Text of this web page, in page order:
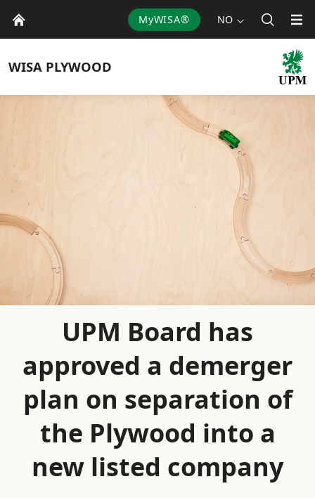
MyWISA® NO
WISA PLYWOOD
UPM Board has
approved a demerger
plan on separation of
the Plywood into a
new listed company